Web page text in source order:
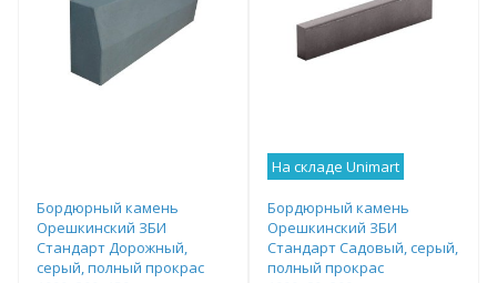
Бордюрный камень
Орешкинский ЗБИ
Стандарт Дорожный,
серый, полный прокрас
На складе Unimart
Бордюрный камень
Орешкинский ЗБИ
Стандарт Садовый, серый,
полный прокрас